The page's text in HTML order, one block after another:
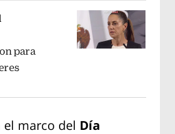
para
el marco del Día